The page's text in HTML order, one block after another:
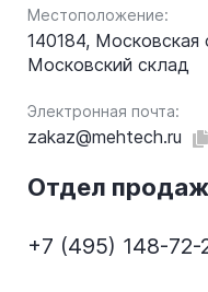
Местоположение:
140184, Московская
Московский склад
Электронная почта:
zakaz@mehtech.ru
Отдел
+7 (495) 148-72-